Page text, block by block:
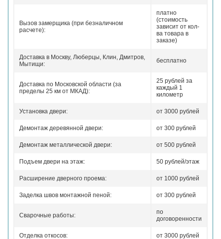
Вызов замерщика (при безналичном
расчете):
платно
(стоимость
зависит от кол-
ва товара в
заказе)
Доставка в Москву, Люберцы, Клин, Дмитров,
Мытищи:
бесплатно
Доставка по Московской области (за
пределы 25 км от МКАД):
25 рублей за
каждый 1
километр
Установка двери: от 3000 рублей
Демонтаж деревянной двери: от 300 рублей
Демонтаж металлической двери: от 500 рублей
Подъем двери на этаж: 50 рублей/этаж
Расширение дверного проема: от 1000 рублей
Заделка швов монтажной пеной: от 300 рублей
Сварочные работы:
по
договоренности
Отделка откосов: от 3000 рублей